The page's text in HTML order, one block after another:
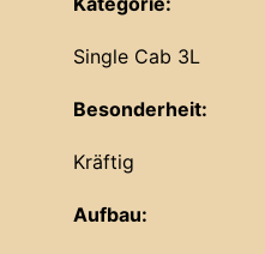
Single Cab 3L
Besonderheit:
Kräftig
Aufbau: